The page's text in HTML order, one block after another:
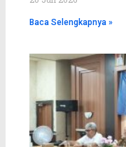
Baca Selengkapnya »